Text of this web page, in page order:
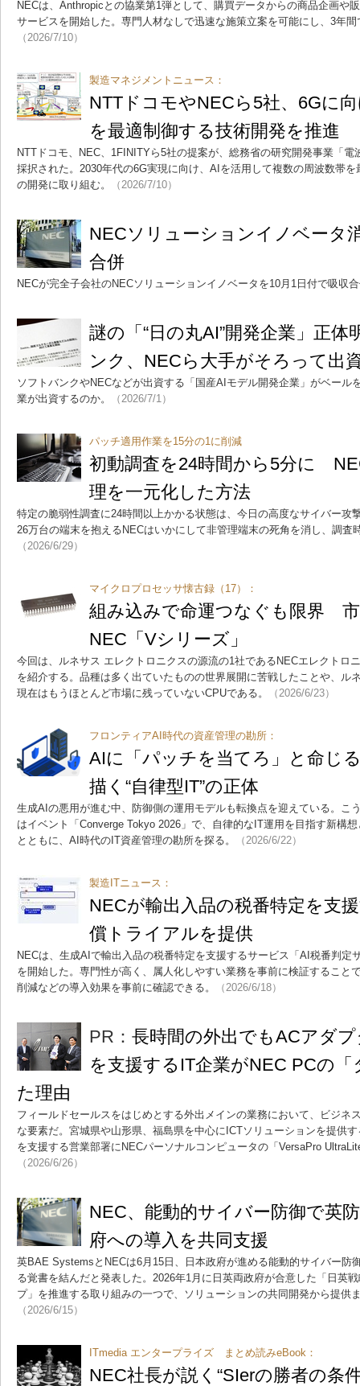
NECは、Anthropicとの協業第1弾として、購買データからの商品企画や
サービスを開始した。専門人材なしで迅速な施策立案を可能にし、3年
（2026/7/10）
製造マネジメントニュース：
NTTドコモやNECら5社、6Gに
を最適制御する技術開発を推進
NTTドコモ、NEC、1FINITYら5社の提案が、総務省の研究開発事業「
採択された。2030年代の6G実現に向け、AIを活用して複数の周波数帯
の開発に取り組む。
（2026/7/10）
NECソリューションイノベー
合併
NECが完全子会社のNECソリューションイノベータを10月1日付で吸収
謎の「“日の丸AI”開発企業」正
ンク、NECら大手がそろって出
ソフトバンクやNECなどが出資する「国産AIモデル開発企業」がベール
業が出資するのか。
（2026/7/1）
パッチ適用作業を15分の1に削減
初動調査を24時間から5分に
理を一元化した方法
特定の脆弱性調査に24時間以上かかる状態は、今日の高度なサイバー攻
26万台の端末を抱えるNECはいかにして非管理端末の死角を消し、調査
（2026/6/29）
マイクロプロセッサ懐古録（17）：
組み込みで命運つなぐも限界
NEC「Vシリーズ」
今回は、ルネサス エレクトロニクスの源流の1社であるNECエレクトロ
を紹介する。品種は多く出ていたものの世界展開に苦戦したことや、ル
現在はもうほとんど市場に残っていないCPUである。
（2026/6/23）
フロンティアAI時代の資産管理の勘所：
AIに「パッチを当てろ」と命じ
描く“自律型IT”の正体
生成AIの悪用が進む中、防御側の運用モデルも転換点を迎えている。こ
はイベント「Converge Tokyo 2026」で、自律的なIT運用を目指す新構
とともに、AI時代のIT資産管理の勘所を探る。
（2026/6/22）
製造ITニュース：
NECが輸出入品の税番特定を支
償トライアルを提供
NECは、生成AIで輸出入品の税番特定を支援するサービス「AI税番判定
を開始した。専門性が高く、属人化しやすい業務を事前に検証すること
削減などの導入効果を事前に確認できる。
（2026/6/18）
PR： 長時間の外出でもACアダ
を支援するIT企業がNEC PCの
た理由
フィールドセールスをはじめとする外出メインの業務において、ビジネ
な要素だ。宮城県や山形県、福島県を中心にICTソリューションを提供
を支援する営業部署にNECパーソナルコンピュータの「VersaPro
（2026/6/26）
NEC、能動的サイバー防御で英
府への導入を共同支援
英BAE SystemsとNECは6月15日、日本政府が進める能動的サイバー防
る覚書を結んだと発表した。2026年1月に日英両政府が合意した「日英
プ」を推進する取り組みの一つで、ソリューションの共同開発から提供
（2026/6/15）
ITmedia エンタープライズ まとめ読みeBook：
NEC社長が説く“SIerの勝者の条